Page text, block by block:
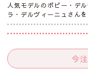
人気モデルのポピー・デ
ラ・デルヴィーニュさんを
今